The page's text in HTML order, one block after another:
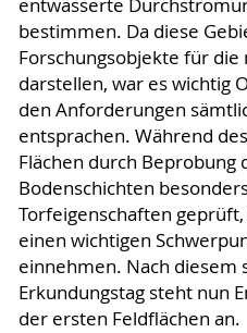
entwässerte
bestimmen. Da diese
Forschungsobjekte für die
darstellen, war es wichtig
den Anforderungen
entsprachen. Während
Flächen durch Beprobung
Bodenschichten
Torfeigenschaften
einen wichtigen
einnehmen. Nach diesem
Erkundungstag steht nun
der ersten Feldflächen an.